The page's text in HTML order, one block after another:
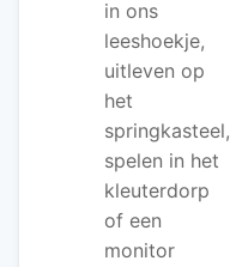
in ons
leeshoekje,
uitleven op
het
springkasteel,
spelen in het
kleuterdorp
of een
monitor